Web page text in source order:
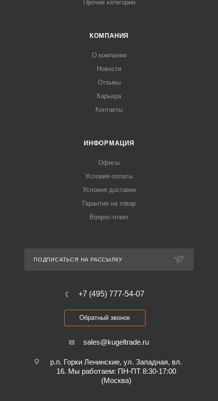
Прочие категории
КОМПАНИЯ
О компании
Новости
Отзывы
Карьера
Контакты
ИНФОРМАЦИЯ
Офисы
Условия оплаты
Условия доставки
Гарантия на товар
Вопрос-ответ
ПОДПИСАТЬСЯ НА РАССЫЛКУ
+7 (495) 777-54-07
Обратный звонок
sales@kugeltrade.ru
р.п. Горки Ленинские, ул. Западная, вл.
16. Мы работаем: ПН-ПТ 8:30-17:00
(Москва)